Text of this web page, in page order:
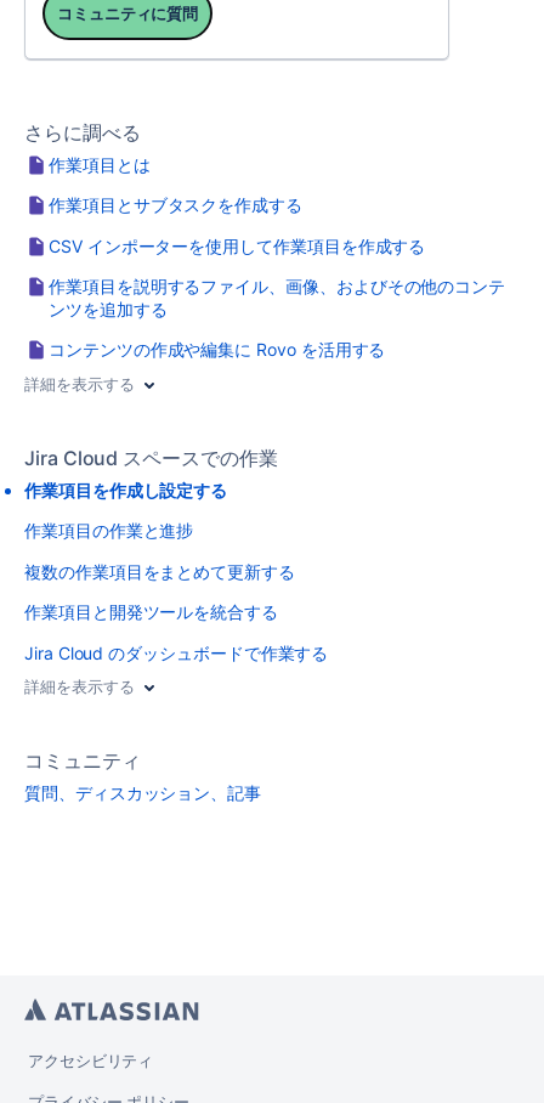
コミュニティに質問
さらに調べる
作業項目とは
作業項目とサブタスクを作成する
CSV インポーターを使用して作業項目を作成する
作業項目を説明するファイル、画像、およびその他のコンテ
ンツを追加する
コンテンツの作成や編集に Rovo を活用する
詳細を表示する
Jira Cloud スペースでの作業
作業項目を作成し設定する
作業項目の作業と進捗
複数の作業項目をまとめて更新する
作業項目と開発ツールを統合する
Jira Cloud のダッシュボードで作業する
詳細を表示する
コミュニティ
質問、ディスカッション、記事
アクセシビリティ